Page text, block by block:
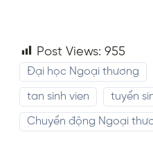
Post Views: 955
Đại học Ngoại thương
tan sinh vien tuyển
Chuyển động Ngoại